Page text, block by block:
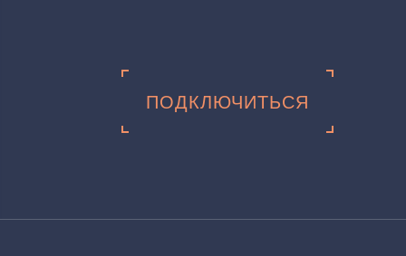
ПОДКЛЮЧИТЬСЯ